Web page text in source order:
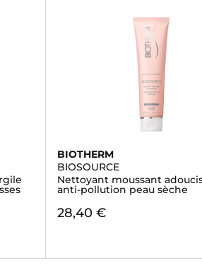
BIOTHERM
BIOSOURCE
Nettoyant moussant
anti-pollution peau sèche
28,40 €